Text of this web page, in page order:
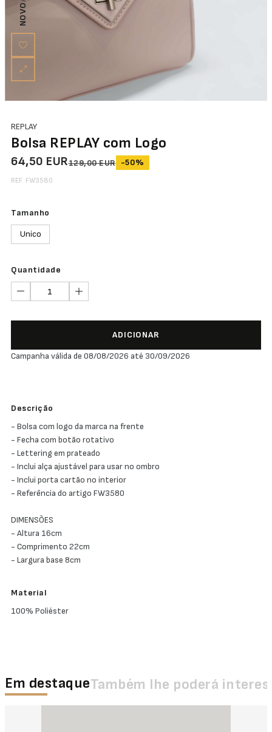
NOVO
REPLAY
Bolsa REPLAY com Logo
64,50 EUR129,00 EUR -50%
REF. FW3580
Tamanho
Unico
Quantidade
ADICIONAR
Campanha válida de 08/08/2026 até 30/09/2026
Descrição
- Bolsa com logo da marca na frente
- Fecha com botão rotativo
- Lettering em prateado
- Inclui alça ajustável para usar no ombro
- Inclui porta cartão no interior
- Referência do artigo FW3580
DIMENSÕES
- Altura 16cm
- Comprimento 22cm
- Largura base 8cm
Material
100% Poliéster
Em destaqueTambém lhe poderá